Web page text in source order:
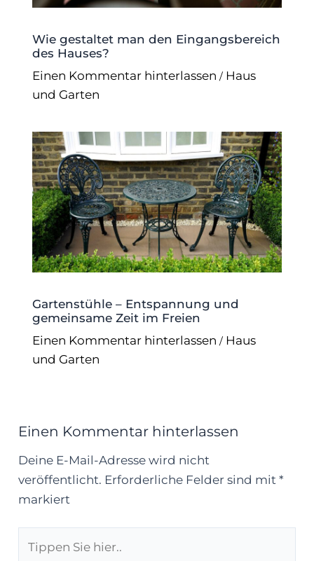
Wie gestaltet man den Eingangsbereich
des Hauses?
Einen Kommentar hinterlassen / Haus
und Garten
Gartenstühle – Entspannung und
gemeinsame Zeit im Freien
Einen Kommentar hinterlassen / Haus
und Garten
Einen Kommentar hinterlassen
Deine E-Mail-Adresse wird nicht
veröffentlicht. Erforderliche Felder sind mit*
markiert
Sie